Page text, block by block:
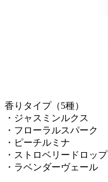
香りタイプ（5種）
・ジャスミンルクス
・フローラルスパーク
・ピーチルミナ
・ストロベリードロップ
・ラベンダーヴェール